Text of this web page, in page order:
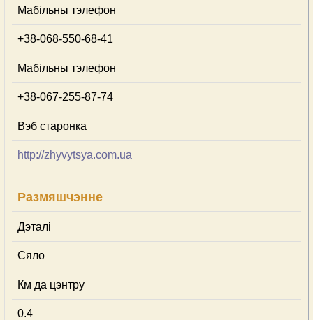
Мабільны тэлефон
+38-068-550-68-41
Мабільны тэлефон
+38-067-255-87-74
Вэб старонка
http://zhyvytsya.com.ua
Размяшчэнне
Дэталі
Сяло
Км да цэнтру
0.4